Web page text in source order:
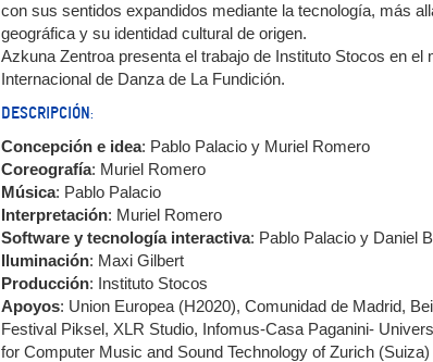
con sus sentidos expandidos mediante la tecnología, más
geográfica y su identidad cultural de origen.
Azkuna Zentroa presenta el trabajo de Instituto Stocos en el
Internacional de Danza de La Fundición.
DESCRIPCIÓN:
Concepción e idea: Pablo Palacio y Muriel Romero
Coreografía: Muriel Romero
Música: Pablo Palacio
Interpretación: Muriel Romero
Software y tecnología interactiva: Pablo Palacio y Daniel
Iluminación: Maxi Gilbert
Producción: Instituto Stocos
Apoyos: Union Europea (H2020), Comunidad de Madrid,
Festival Piksel, XLR Studio, Infomus-Casa Paganini-
for Computer Music and Sound Technology of Zurich (Suiza)